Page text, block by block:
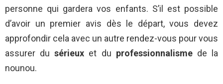
personne qui gardera vos enfants. S’il est possible
d’avoir un premier avis dès le départ, vous devez
approfondir cela avec un autre rendez-vous pour vous
assurer dusérieux et du professionnalismede la
nounou.